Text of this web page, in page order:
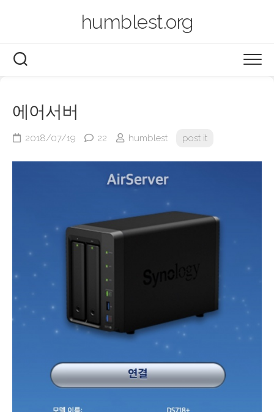
humblest.org
BOOK
2003~2013
AIRSERVER
에어서버
2018/07/19 22 humblest post it